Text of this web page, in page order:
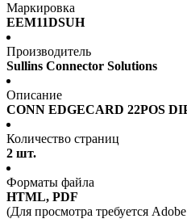
Маркировка
EEM11DSUH
Производитель
Sullins Connector Solutions
Описание
CONN EDGECARD 22POS
Количество страниц
2 шт.
Форматы файла
HTML, PDF
(Для просмотра требуется